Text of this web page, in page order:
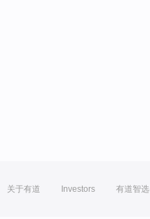
关于有道 Investors 有道智选